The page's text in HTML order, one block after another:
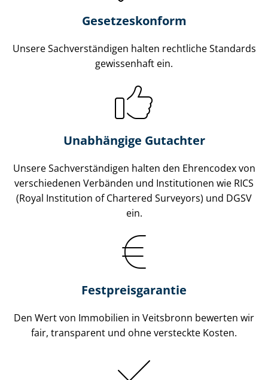
Gesetzes­konform
Unsere Sach­ver­stän­di­gen halten rechtliche Standards
gewissenhaft ein.
Unabhängige Gutachter
Unsere Sach­ver­stän­di­gen halten den Ehrencodex von
verschiedenen Verbänden und Institutionen wie RICS
(Royal Institution of Chartered Surveyors) und DGSV
ein.
Festpreis​garantie
Den Wert von Immobilien in Veitsbronn bewerten wir
fair, transparent und ohne versteckte Kosten.